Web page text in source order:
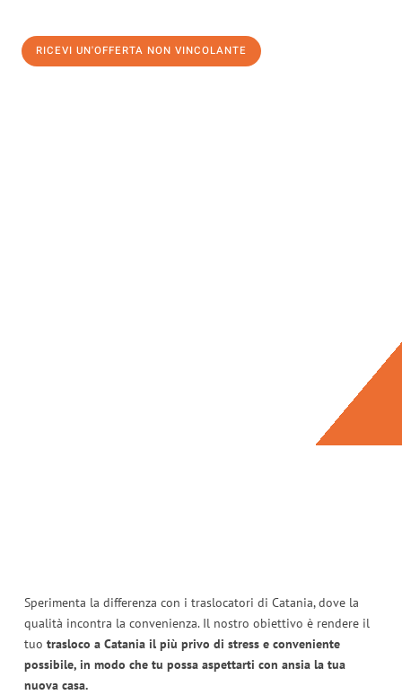
RICEVI UN'OFFERTA NON VINCOLANTE
Sperimenta la differenza con i traslocatori di Catania, dove la
qualità incontra la convenienza. Il nostro obiettivo è rendere il
tuo trasloco a Catania il più privo di stress e conveniente
possibile, in modo che tu possa aspettarti con ansia la tua
nuova casa.